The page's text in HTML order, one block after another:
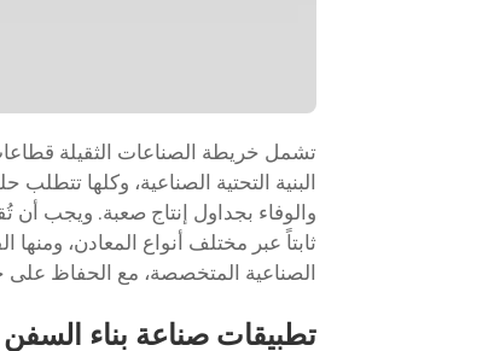
تشمل خريطة الصناعات الثقيلة قطاعات
البنية التحتية الصناعية، وكلها
والوفاء بجداول إنتاج صعبة. ويجب أن
ثابتاً عبر مختلف أنواع المعادن، ومنها
الصناعية المتخصصة، مع الحفاظ على
تطبيقات صناعة بناء